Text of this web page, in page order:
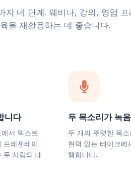
지 네 단계. 웨비나, 강의, 영업
육을 재활용하는 데 좋습니다.
니다
서 텍스트
프레젠테이
두 사람의 대
두 목소리가 녹
두 개의 뚜렷한 목
현력 있는 테이크에
행합니다.